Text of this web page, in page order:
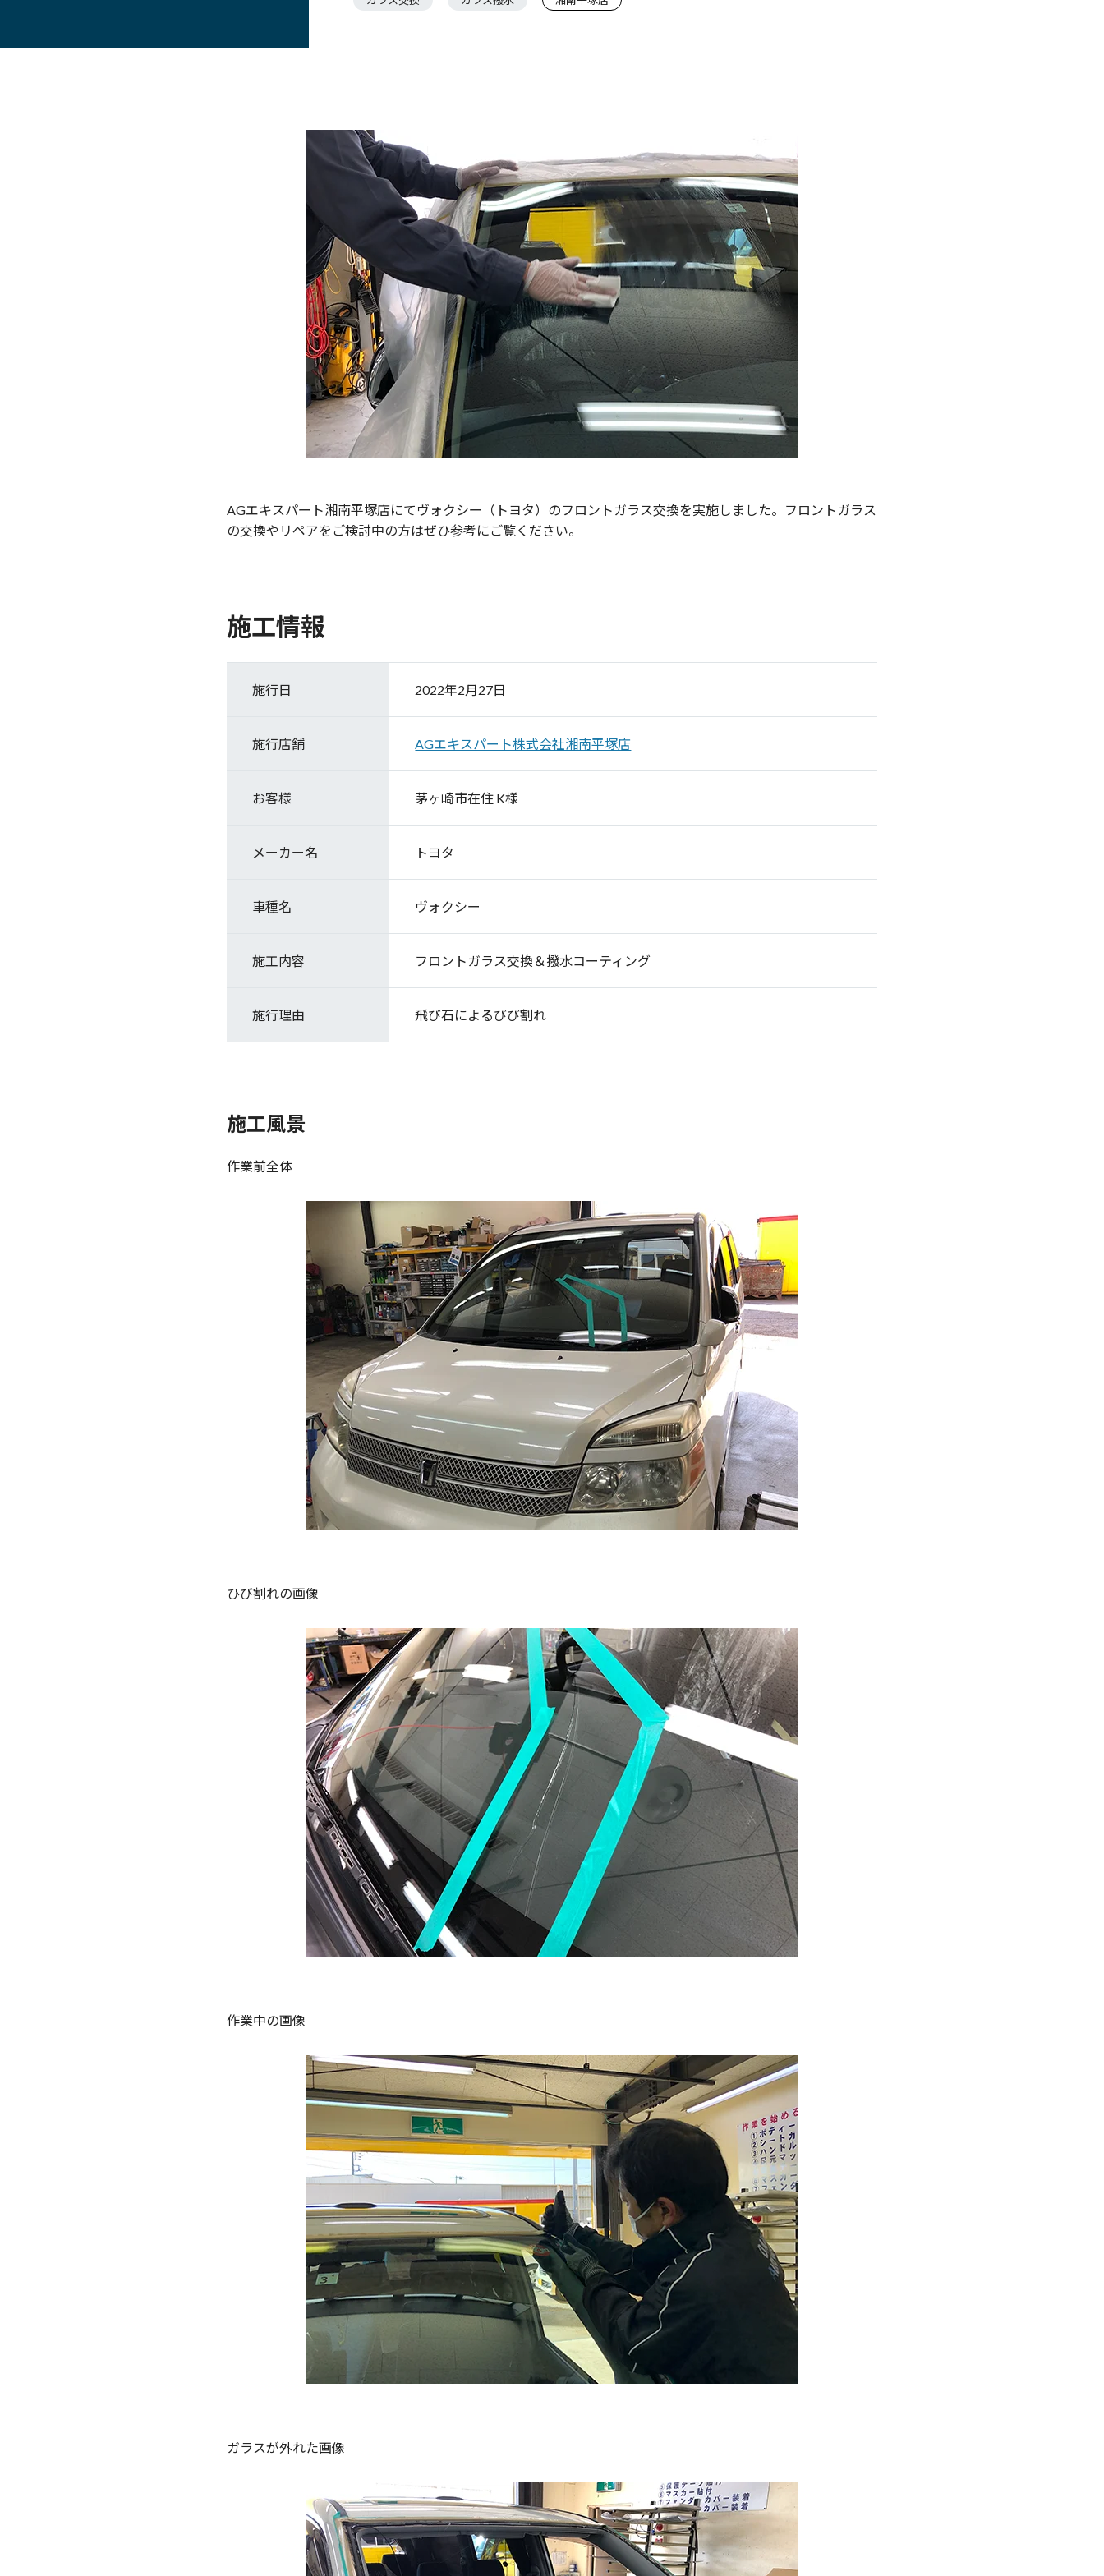
AGエキスパート湘南平塚店にてヴォクシー（トヨタ）のフロントガラス交換を実施しました。フロントガラス
の交換やリペアをご検討中の方はぜひ参考にご覧ください。
施工情報
施行日 2022年2月27日
施行店舗 AGエキスパート株式会社湘南平塚店
お客様 茅ヶ崎市在住 K様
メーカー名 トヨタ
車種名 ヴォクシー
施工内容 フロントガラス交換＆撥水コーティング
施行理由 飛び石によるびび割れ
施工風景
作業前全体
ひび割れの画像
作業中の画像
ガラスが外れた画像